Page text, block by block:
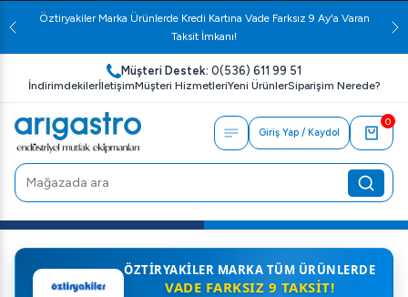
Öztiryakiler Marka Ürünlerde Kredi Kartına Vade Farksız 9 Ay'a Varan
Taksit İmkanı!
Müşteri Destek: 0(536) 611 99 51
İndirimdekilerİletişimMüşteri HizmetleriYeni ÜrünlerSiparişim Nerede?
Giriş Yap / Kaydol
0
ÖZTIRYAKILER MARKA TÜM ÜRÜNLERDE
VADE FARKSIZ 9 TAKSIT!